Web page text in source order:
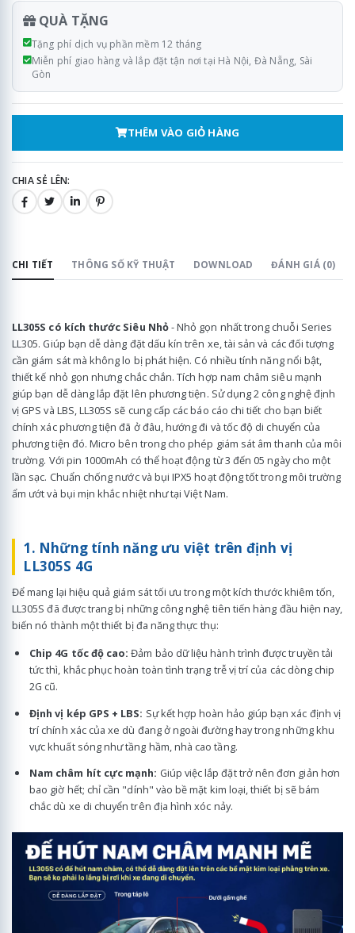
QUÀ TẶNG
Tặng phí dịch vụ phần mềm 12 tháng
Miễn phí giao hàng và lắp đặt tận nơi tại Hà Nội, Đà Nẵng, Sài
Gòn
THÊM VÀO GIỎ HÀNG
CHIA SẺ LÊN:
CHI TIẾT THÔNG SỐ KỸ THUẬT DOWNLOAD ĐÁNH GIÁ (0)
LL305S có kích thước Siêu Nhỏ- Nhỏ gọn nhất trong chuỗi Series
LL305. Giúp bạn dễ dàng đặt dấu kín trên xe, tài sản và các đối tượng
cần giám sát mà không lo bị phát hiện. Có nhiều tính năng nổi bật,
thiết kế nhỏ gọn nhưng chắc chắn. Tích hợp nam châm siêu mạnh
giúp bạn dễ dàng lắp đặt lên phương tiện. Sử dụng 2 công nghệ định
vị GPS và LBS, LL305S sẽ cung cấp các báo cáo chi tiết cho bạn biết
chính xác phương tiện đã ở đâu, hướng đi và tốc độ di chuyển của
phương tiện đó. Micro bên trong cho phép giám sát âm thanh của môi
trường. Với pin 1000mAh có thể hoạt động từ 3 đến 05 ngày cho một
lần sạc. Chuẩn chống nước và bụi IPX5 hoạt động tốt trong môi trường
ẩm ướt và bụi mịn khắc nhiệt như tại Việt Nam.
1. Những tính năng ưu việt trên định vị
LL305S 4G
Để mang lại hiệu quả giám sát tối ưu trong một kích thước khiêm tốn,
LL305S đã được trang bị những công nghệ tiên tiến hàng đầu hiện nay,
biến nó thành một thiết bị đa năng thực thụ:
Chip 4G tốc độ cao: Đảm bảo dữ liệu hành trình được truyền tải
tức thì, khắc phục hoàn toàn tình trạng trễ vị trí của các dòng chip
2G cũ.
Định vị kép GPS + LBS: Sự kết hợp hoàn hảo giúp bạn xác định vị
trí chính xác của xe dù đang ở ngoài đường hay trong những khu
vực khuất sóng như tầng hầm, nhà cao tầng.
Nam châm hít cực mạnh: Giúp việc lắp đặt trở nên đơn giản hơn
bao giờ hết; chỉ cần "dính" vào bề mặt kim loại, thiết bị sẽ bám
chắc dù xe di chuyển trên địa hình xóc nảy.